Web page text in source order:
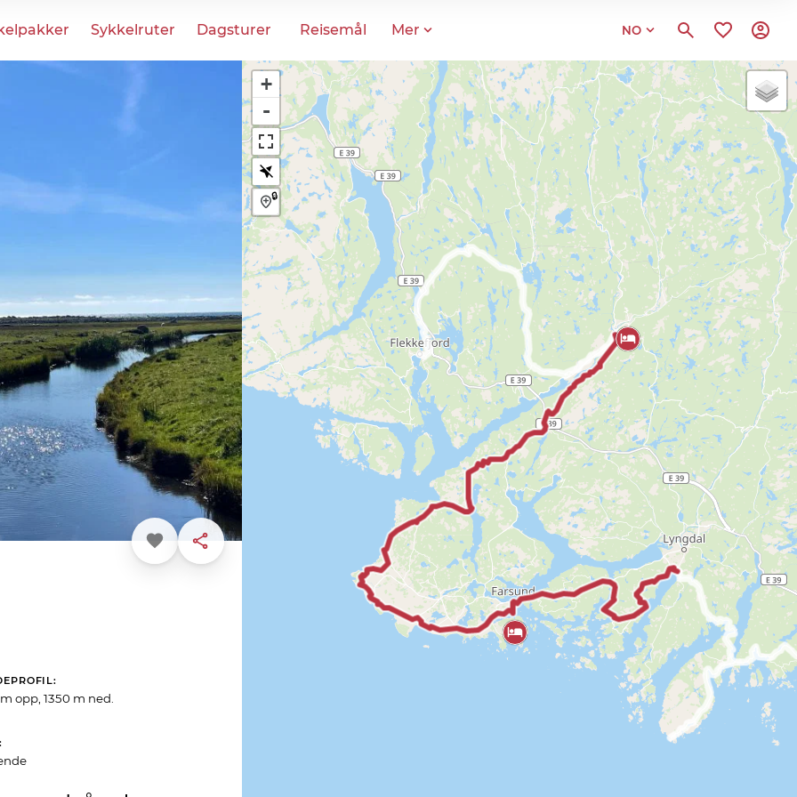
Sykkelruter Dagsturer Reisemål Mer NO
+
-
🔒
Favoritt Dele
opp, 1350 m ned.